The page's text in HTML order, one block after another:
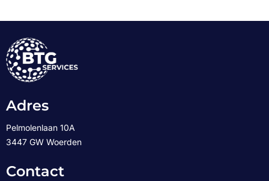
Adres
Pelmolenlaan 10A
3447 GW Woerden
Contact